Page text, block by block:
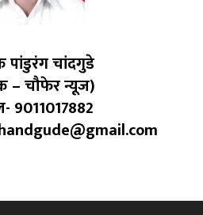
पांडुरंग चांदगुडे
– चौफेर न्यूज)
9011017882